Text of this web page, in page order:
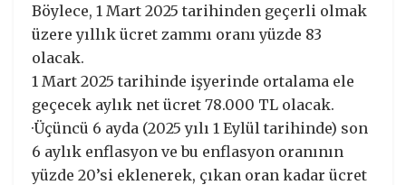
Böylece, 1 Mart 2025 tarihinden geçerli olmak
üzere yıllık ücret zammı oranı yüzde 83
olacak.
1 Mart 2025 tarihinde işyerinde ortalama ele
geçecek aylık net ücret 78.000 TL olacak.
·Üçüncü 6 ayda (2025 yılı 1 Eylül tarihinde) son
6 aylık enflasyon ve bu enflasyon oranının
yüzde 20’si eklenerek, çıkan oran kadar ücret